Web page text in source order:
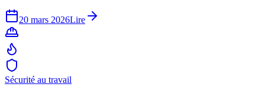
20 mars 2026Lire
Sécurité au travail